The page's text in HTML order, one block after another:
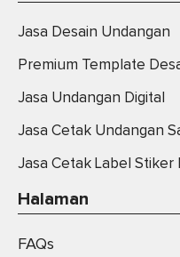
Jasa Desain Undangan
Premium Template
Jasa Undangan Digital
Jasa Cetak Undangan
Jasa Cetak Label Stiker
Halaman
FAQs